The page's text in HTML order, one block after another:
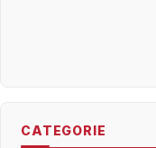
CATEGORIE